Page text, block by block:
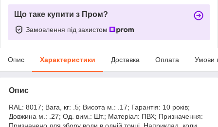
Що таке купити з Пром?
Замовлення під захистом
Опис Характеристики Доставка Оплата Умови
Опис
RAL: 8017; Вага, кг: .5; Висота м.: .17; Гарантія: 10 років;
Довжина м.: .27; Од. вим.: Шт.; Матеріал: ПВХ; Призначення:
Призначено для збору води в одній точці. Наприклад, коли